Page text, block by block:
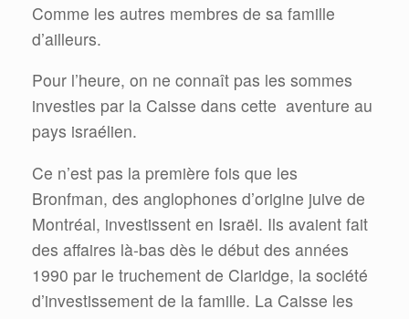
Comme les autres membres de sa famille
d’ailleurs.
Pour l’heure, on ne connaît pas les sommes
investies par la Caisse dans cette aventure au
pays israélien.
Ce n’est pas la première fois que les
Bronfman, des anglophones d’origine juive de
Montréal, investissent en Israël. Ils avaient fait
des affaires là-bas dès le début des années
1990 par le truchement de Claridge, la société
d’investissement de la famille. La Caisse les